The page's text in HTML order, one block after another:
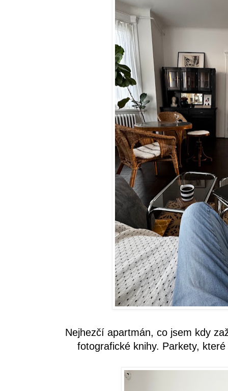
Nejhezčí apartmán, co jsem kdy
fotografické knihy. Parkety,